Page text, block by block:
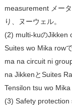
measurement メー
り、ヌーウェル。
(2) multi-kuのJikken
Suites wo Mika row
ma na circuit ni
na JikkenとSuites
Tensilon tsu wo Mika
(3) Safety protection